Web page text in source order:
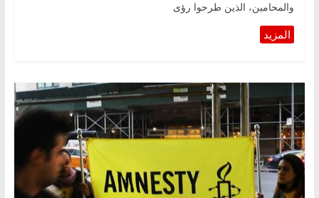
والمحامين، الذين طرحوا رؤى